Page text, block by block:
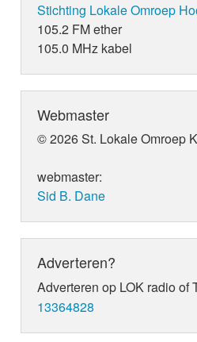
Stichting Lokale Omroep
105.2 FM ether
105.0 MHz kabel
Webmaster
© 2026 St. Lokale Omroep
webmaster:
Sid B. Dane
Adverteren?
Adverteren op LOK radio of
13364828